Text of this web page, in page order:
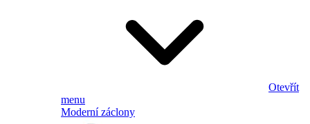
Otevřít
menu
Moderní záclony